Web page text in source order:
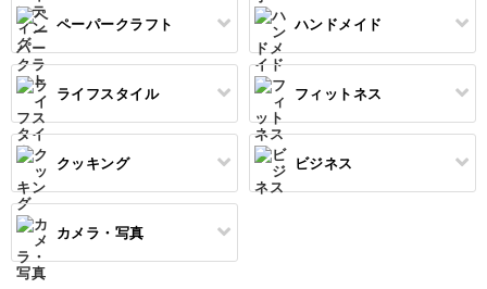
オートクチュール刺繍
リボン刺繍
ビーズ刺繍
フランス刺繍
ソウタシエ
あみぐるみ
コピック
パステルアート
色鉛筆
油絵
水彩画
ネイルケア
ジェルネイル
レジンアクセサリー
ワイヤーアクセサリー
ビーズアクセサリー
キャンドルホルダー
マーブルキャンドル
スイーツキャンドル
ソイキャンドル
ジェルキャンドル
レタリング
カリグラフィー
すべて
上絵付け
ポーセラーツ
トールペイント
すべて
筆文字
ペン字
ペーパークラフト
すべて
ペーパーアート
カルトナージュ
折り紙
ハンドメイド
すべて
羊毛フェルト
ぬいぐるみ
クラフト
ライフスタイル
すべて
暮らし
パーソナルカラー
フィットネス
すべて
ヨガ
ピラティス
クッキング
すべて
ビジネス
すべて
カメラ・写真